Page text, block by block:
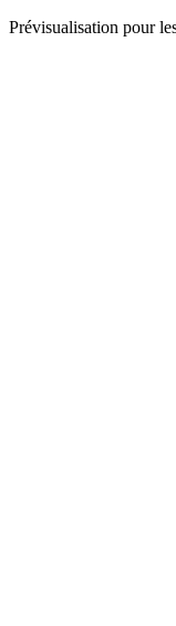
Prévisualisation pour